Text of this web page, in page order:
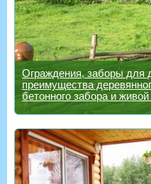
Ограждения, заборы для
преимущества
бетонного забора и живой